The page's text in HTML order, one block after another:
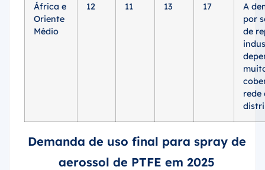
África e
Oriente
Médio
12 11 13 17
A
por
de
rede
Demanda de uso final para spray de
aerossol de PTFE em 2025